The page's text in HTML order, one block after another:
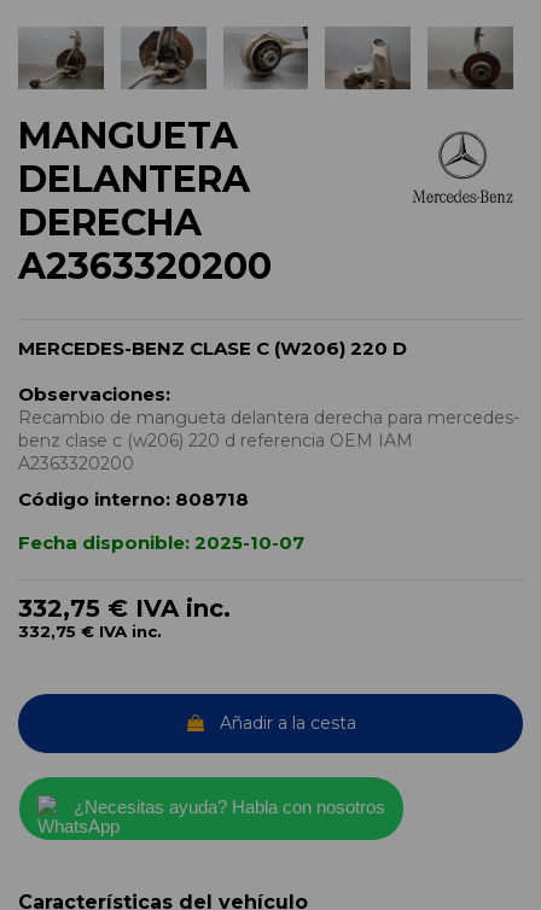
MANGUETA
DELANTERA
DERECHA
A2363320200
MERCEDES-BENZ CLASE C (W206) 220 D
Observaciones:
Recambio de mangueta delantera derecha para mercedes-
benz clase c (w206) 220 d referencia OEM IAM
A2363320200
Código interno: 808718
Fecha disponible: 2025-10-07
332,75 € IVA inc.
332,75 € IVA inc.
Añadir a la cesta
¿Necesitas ayuda? Habla con nosotros
Características del vehículo